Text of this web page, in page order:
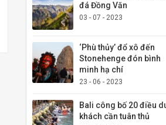
đá Đồng Văn
03 - 07 - 2023
‘Phù thủy’ đổ xô đến
Stonehenge đón bình
minh hạ chí
23 - 06 - 2023
Bali công bố 20 điều
khách cần tuân thủ